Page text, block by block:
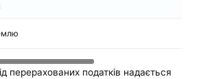
перерахованих податків надається